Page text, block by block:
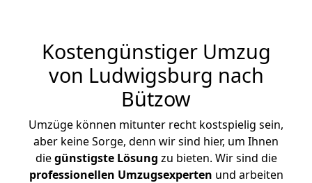
Kostengünstiger Umzug
von Ludwigsburg nach
Bützow
Umzüge können mitunter recht kostspielig sein,
aber keine Sorge, denn wir sind hier, um Ihnen
diegünstigste Lösung zu bieten. Wir sind die
professionellen Umzugsexperten und arbeiten